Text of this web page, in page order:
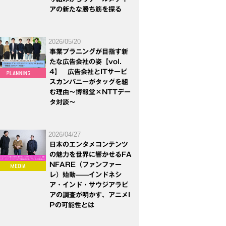
アの新たな勝ち筋を探る
2026/05/20
事業プラニングが目指す新
たな広告会社の姿【vol.
4】 広告会社とITサービ
スカンパニーがタッグを組
む理由～博報堂×NTTデー
タ対談～
2026/04/27
日本のエンタメコンテンツ
の魅力を世界に響かせるFA
NFARE（ファンファー
レ）始動——インドネシ
ア・インド・サウジアラビ
アの調査が明かす、アニメI
Pの可能性とは